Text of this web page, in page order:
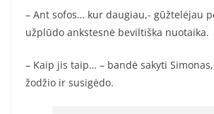
– Ant sofos… kur daugiau,- gūžtelėjau
užplūdo ankstesnė beviltiška nuotaika.
– Kaip jis taip… – bandė sakyti
žodžio ir susigėdo.